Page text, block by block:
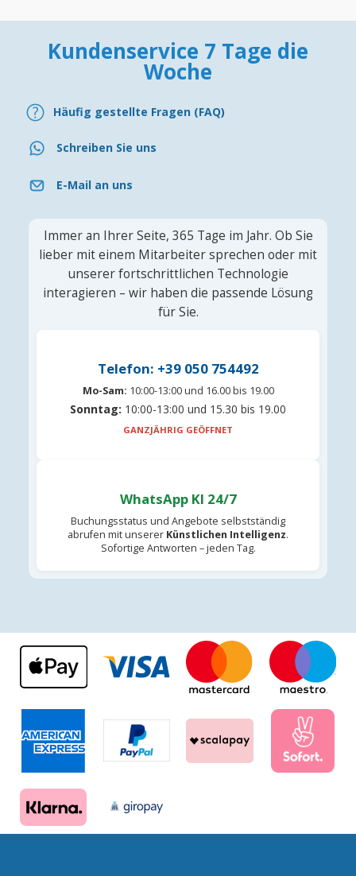
Kundenservice 7 Tage die
Woche
Häufig gestellte Fragen (FAQ)
Schreiben Sie uns
E-Mail an uns
Immer an Ihrer Seite, 365 Tage im Jahr. Ob Sie
lieber mit einem Mitarbeiter sprechen oder mit
unserer fortschrittlichen Technologie
interagieren – wir haben die passende Lösung
für Sie.
Telefon: +39 050 754492
Mo-Sam: 10:00-13:00 und 16.00 bis 19.00
Sonntag: 10:00-13:00 und 15.30 bis 19.00
GANZJÄHRIG GEÖFFNET
WhatsApp KI 24/7
Buchungsstatus und Angebote selbstständig
abrufen mit unserer Künstlichen Intelligenz.
Sofortige Antworten – jeden Tag.